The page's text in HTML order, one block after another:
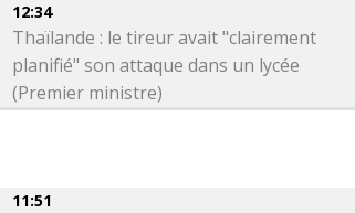
12:34
Thaïlande : le tireur avait "clairement
planifié" son attaque dans un lycée
(Premier ministre)
11:51